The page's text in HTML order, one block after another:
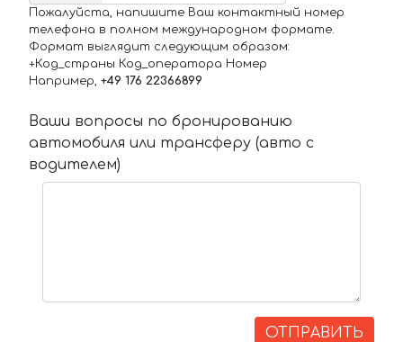
Пожалуйста, напишите Ваш контактный номер
телефона в полном международном формате.
Формат выглядит следующим образом:
+Код_страны Код_оператора Номер
Например, +49 176 22366899
Ваши вопросы по бронированию
автомобиля или трансферу (авто с
водителем)
ОТПРАВИТЬ